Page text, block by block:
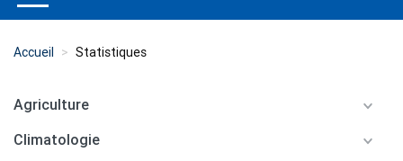
Accueil Statistiques
Agriculture
Climatologie